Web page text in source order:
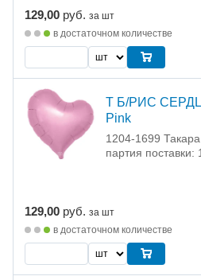
129,00 руб. за шт
в достаточном количестве
Т Б/РИС
Pink
1204-1699
партия
129,00 руб. за шт
в достаточном количестве